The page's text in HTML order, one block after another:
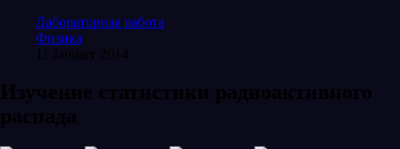
Лабораторная работа
Физика
11 January 2014
Изучение статистики радиоактивного
распада